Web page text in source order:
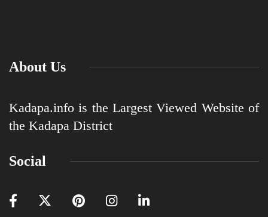
About Us
Kadapa.info is the Largest Viewed Website of
the Kadapa District
Social